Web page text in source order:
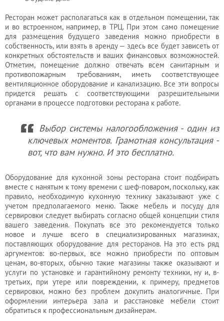
Ресторан может располагаться как в отдельном помещении, так
и во встроенном, например, в ТРЦ. При этом само помещение
для размещения будущего заведения можно приобрести в
собственность, или взять в аренду — здесь все будет зависеть от
конкретных обстоятельств и ваших финансовых возможностей.
Отметим, помещение должно отвечать всем санитарным и
противопожарным требованиям, иметь соответствующее
вентиляционное оборудование и канализацию. Все эти вопросы
придется решать с соответствующими разрешительными
органами в процессе подготовки ресторана к работе.
Выбор системы налогообложения - один из
ключевых моментов. Грамотная консультация -
вот, что вам нужно. И это бесплатно.
Оборудование для кухонной зоны ресторана стоит подбирать
вместе с нанятым к тому времени с шеф-поваром, поскольку, как
правило, необходимую кухонную технику заказывают уже с
учетом предполагаемого меню. Также мебель и посуду для
сервировки следует выбирать согласно общей концепции стиля
вашего заведения. Покупать все это рекомендуется только
новое и лучше всего в специализированных магазинах,
поставляющих оборудование для ресторанов. На это есть ряд
аргументов: во-первых, все можно приобрести по оптовым
ценам, во-вторых, обычно такие магазины также оказывают и
услуги по установке и гарантийному ремонту техники, ну и, в-
третьих, при утере или повреждении, к примеру, предметов
сервировки, можно без проблем докупить аналогичные. При
оформлении интерьера зала и расстановке мебели стоит
обратиться к профессиональным дизайнерам.